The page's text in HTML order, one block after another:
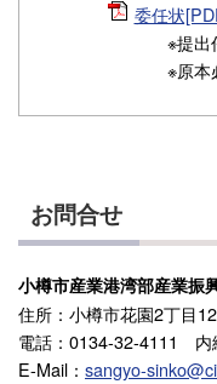
委任状
※提出
※原本
お問合せ
小樽市産業港湾部産業振
住所：小樽市花園2丁目
電話：0134-32-4111 内
E-Mail： sangyo-